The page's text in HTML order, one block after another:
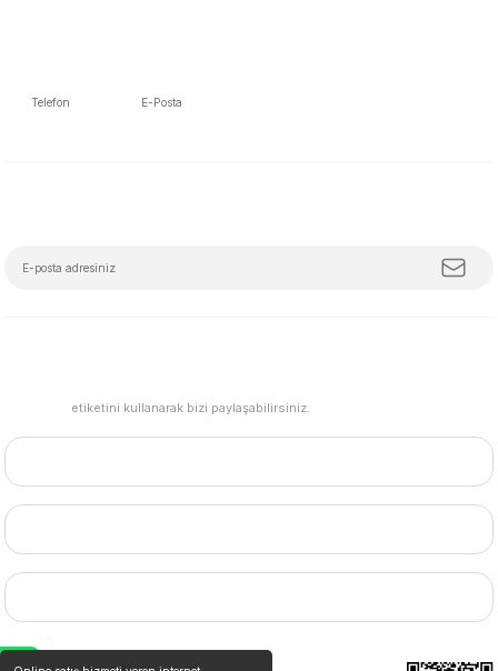
Telefon E-Posta
etiketini kullanarak bizi paylaşabilirsiniz.